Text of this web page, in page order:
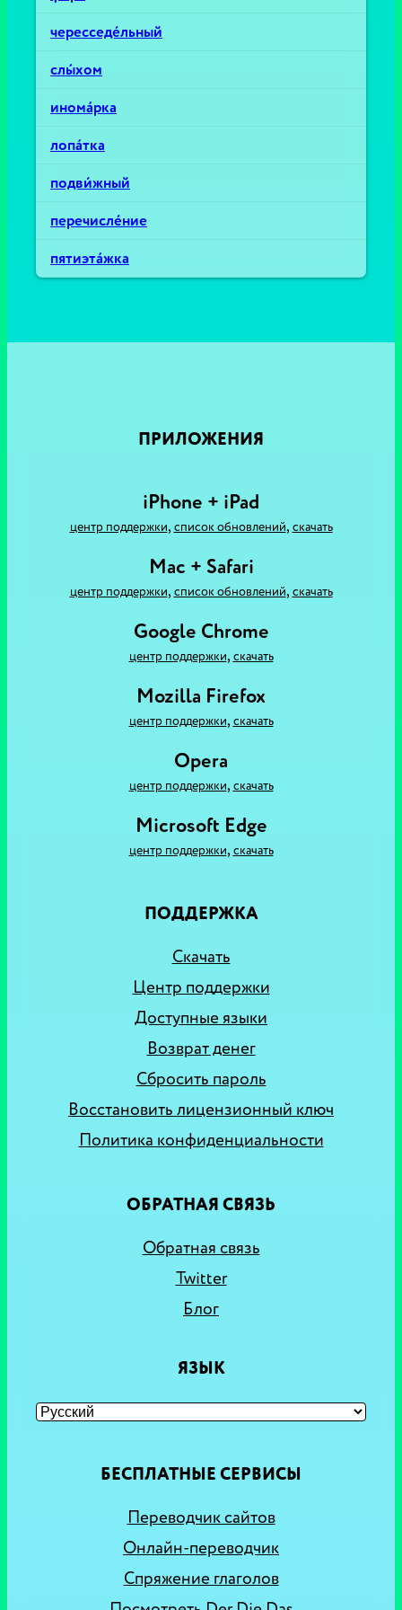
чересседе́льный
слы́хом
инома́рка
лопа́тка
подви́жный
перечисле́ние
пятиэта́жка
ПРИЛОЖЕНИЯ
iPhone + iPad
центр поддержки, список обновлений, скачать
Mac + Safari
центр поддержки, список обновлений, скачать
Google Chrome
центр поддержки, скачать
Mozilla Firefox
центр поддержки, скачать
Opera
центр поддержки, скачать
Microsoft Edge
центр поддержки, скачать
ПОДДЕРЖКА
Скачать
Центр поддержки
Доступные языки
Возврат денег
Сбросить пароль
Восстановить лицензионный ключ
Политика конфиденциальности
ОБРАТНАЯ СВЯЗЬ
Обратная связь
Twitter
Блог
ЯЗЫК
БЕСПЛАТНЫЕ СЕРВИСЫ
Переводчик сайтов
Онлайн-переводчик
Спряжение глаголов